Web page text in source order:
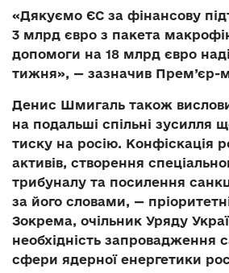
«Дякуємо ЄС за фінансову
3 млрд євро з пакета
допомоги на 18 млрд євро
тижня», — зазначив Прем’єр-
Денис Шмигаль також
на подальші спільні зусилля
тиску на росію. Конфіскація
активів, створення
трибуналу та посилення
за його словами, —
Зокрема, очільник Уряду
необхідність запровадження
сфери ядерної енергетики